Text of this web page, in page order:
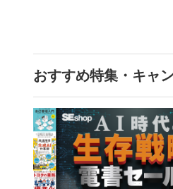
おすすめ特集・キャ